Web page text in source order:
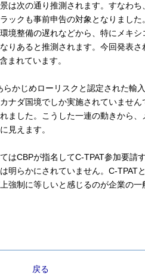
は次の通り推測されます。すなわ
ックも事前申告の対象となりまし
境整備の遅れなどから、特にメキ
りあると推測されます。今回発表
まれています。
かじめローリスクと認定された輸
ナダ国境でしか実施されていませ
ました。こうした一連の動きから
見えます。
はCBPが指名してC-TPAT参加要請
明らかにされていません。C-TPAT
強制に等しいと感じるのが企業の
戻る